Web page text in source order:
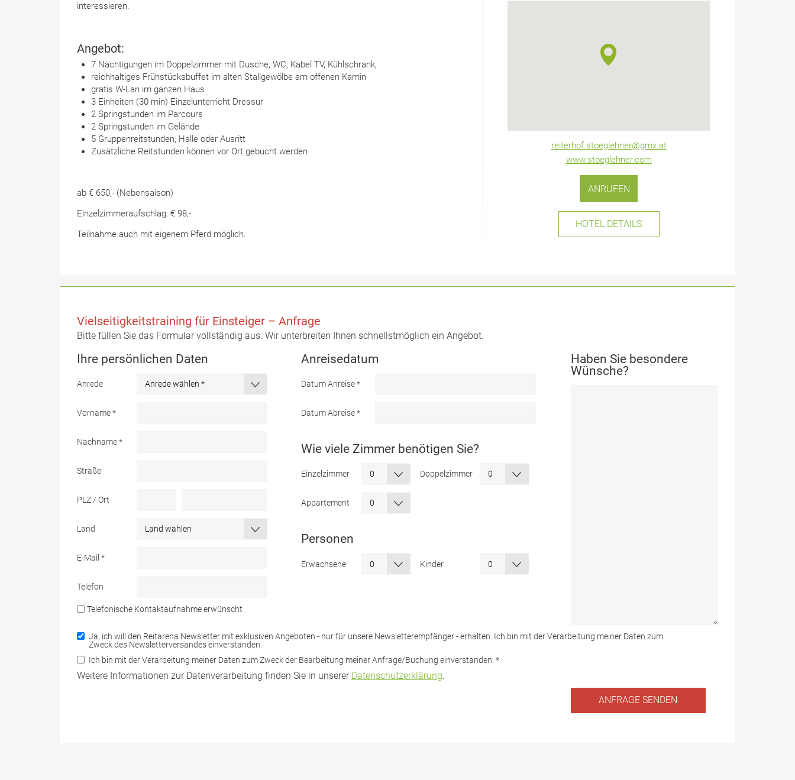
interessieren.
Angebot:
7 Nächtigungen im Doppelzimmer mit Dusche, WC, Kabel TV, Kühlschrank,
reichhaltiges Frühstücksbuffet im alten Stallgewölbe am offenen Kamin
gratis W-Lan im ganzen Haus
3 Einheiten (30 min) Einzelunterricht Dressur
2 Springstunden im Parcours
2 Springstunden im Gelände
5 Gruppenreitstunden, Halle oder Ausritt
Zusätzliche Reitstunden können vor Ort gebucht werden
ab € 650,- (Nebensaison)
Einzelzimmeraufschlag: € 98,-
Teilnahme auch mit eigenem Pferd möglich.
reiterhof.stoeglehner@gmx.at
www.stoeglehner.com
ANRUFEN
HOTEL DETAILS
Vielseitigkeitstraining für Einsteiger – Anfrage
Bitte füllen Sie das Formular vollständig aus. Wir unterbreiten Ihnen schnellstmöglich ein Angebot.
Ihre persönlichen Daten
Anrede
Vorname*
Nachname*
Straße
PLZ / Ort
Land
E-Mail *
Telefon
Telefonische Kontaktaufnahme erwünscht
Anreisedatum
Datum Anreise*
Datum Abreise*
Wie viele Zimmer benötigen Sie?
Einzelzimmer Doppelzimmer
Appartement
Personen
Erwachsene Kinder
Haben Sie besondere
Wünsche?
Ja, ich will den Reitarena Newsletter mit exklusiven Angeboten - nur für unsere Newsletterempfänger - erhalten. Ich bin mit der Verarbeitung meiner Daten zum
Zweck des Newsletterversandes einverstanden.
Ich bin mit der Verarbeitung meiner Daten zum Zweck der Bearbeitung meiner Anfrage/Buchung einverstanden. *
Weitere Informationen zur Datenverarbeitung finden Sie in unserer Datenschutzerklärung.